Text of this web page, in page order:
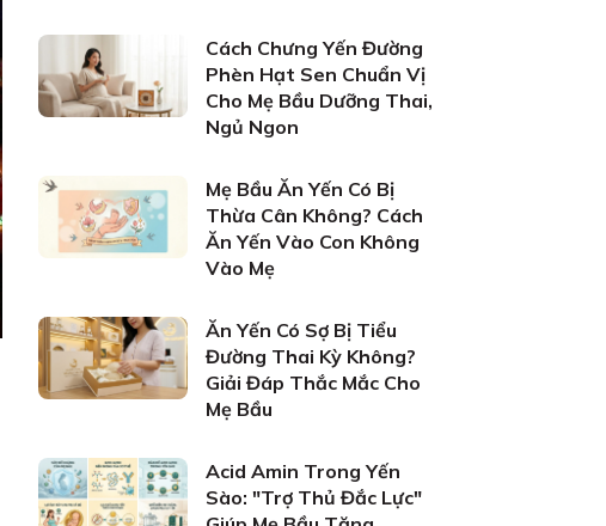
Cách Chưng Yến Đường
Phèn Hạt Sen Chuẩn Vị
Cho Mẹ Bầu Dưỡng Thai,
Ngủ Ngon
Mẹ Bầu Ăn Yến Có Bị
Thừa Cân Không? Cách
Ăn Yến Vào Con Không
Vào Mẹ
Ăn Yến Có Sợ Bị Tiểu
Đường Thai Kỳ Không?
Giải Đáp Thắc Mắc Cho
Mẹ Bầu
Acid Amin Trong Yến
Sào: "Trợ Thủ Đắc Lực"